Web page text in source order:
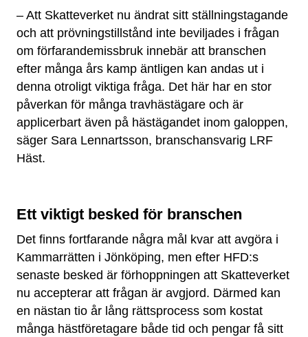
– Att Skatteverket nu ändrat sitt ställningstagande
och att prövningstillstånd inte beviljades i frågan
om förfarandemissbruk innebär att branschen
efter många års kamp äntligen kan andas ut i
denna otroligt viktiga fråga. Det här har en stor
påverkan för många travhästägare och är
applicerbart även på hästägandet inom galoppen,
säger Sara Lennartsson, branschansvarig LRF
Häst.
Ett viktigt besked för branschen
Det finns fortfarande några mål kvar att avgöra i
Kammarrätten i Jönköping, men efter HFD:s
senaste besked är förhoppningen att Skatteverket
nu accepterar att frågan är avgjord. Därmed kan
en nästan tio år lång rättsprocess som kostat
många hästföretagare både tid och pengar få sitt